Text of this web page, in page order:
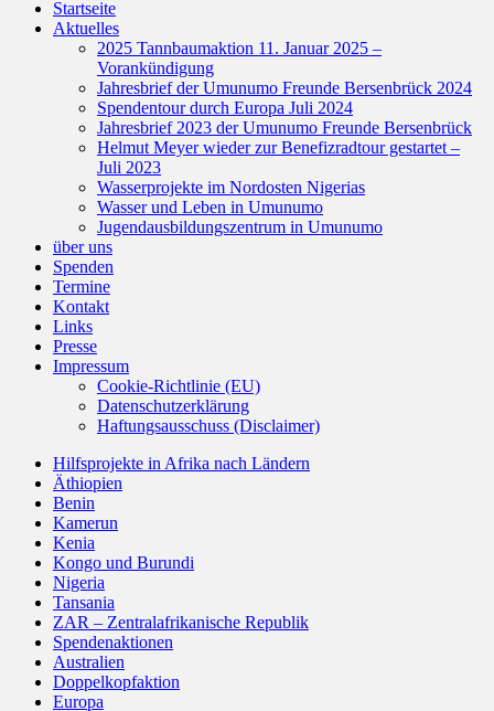
oben
scrollen
Startseite
Aktuelles
2025 Tannbaumaktion 11. Januar 2025 –
Vorankündigung
Jahresbrief der Umunumo Freunde Bersenbrück 2024
Spendentour durch Europa Juli 2024
Jahresbrief 2023 der Umunumo Freunde Bersenbrück
Helmut Meyer wieder zur Benefizradtour gestartet –
Juli 2023
Wasserprojekte im Nordosten Nigerias
Wasser und Leben in Umunumo
Jugendausbildungszentrum in Umunumo
über uns
Spenden
Termine
Kontakt
Links
Presse
Impressum
Cookie-Richtlinie (EU)
Datenschutzerklärung
Haftungsausschuss (Disclaimer)
Hilfsprojekte in Afrika nach Ländern
Äthiopien
Benin
Kamerun
Kenia
Kongo und Burundi
Nigeria
Tansania
ZAR – Zentralafrikanische Republik
Spendenaktionen
Australien
Doppelkopfaktion
Europa